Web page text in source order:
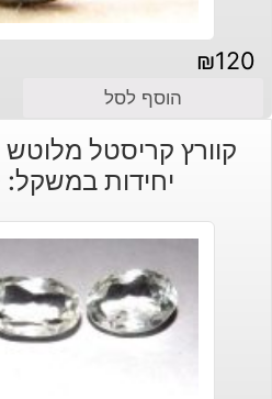
₪120
הוסף לסל
יחידות במשקל: 30.80 קרט